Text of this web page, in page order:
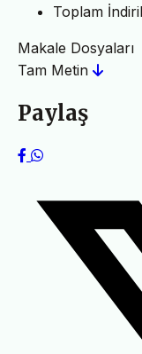
Toplam
Makale Dosyaları
Tam Metin
Paylaş